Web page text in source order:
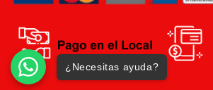
¿Necesitas ayuda?